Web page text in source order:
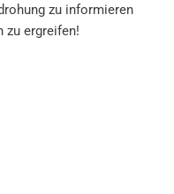
zu informieren
zu ergreifen!